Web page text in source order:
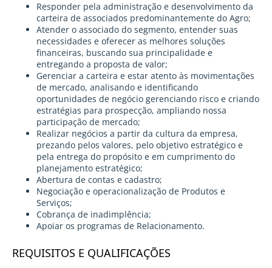
Responder pela administração e desenvolvimento da
carteira de associados predominantemente do Agro;
Atender o associado do segmento, entender suas
necessidades e oferecer as melhores soluções
financeiras, buscando sua principalidade e
entregando a proposta de valor;
Gerenciar a carteira e estar atento às movimentações
de mercado, analisando e identificando
oportunidades de negócio gerenciando risco e criando
estratégias para prospecção, ampliando nossa
participação de mercado;
Realizar negócios a partir da cultura da empresa,
prezando pelos valores, pelo objetivo estratégico e
pela entrega do propósito e em cumprimento do
planejamento estratégico;
Abertura de contas e cadastro;
Negociação e operacionalização de Produtos e
Serviços;
Cobrança de inadimplência;
Apoiar os programas de Relacionamento.
REQUISITOS E QUALIFICAÇÕES